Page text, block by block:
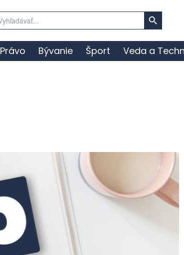
for:
Search Button
Právo Bývanie Šport Veda a